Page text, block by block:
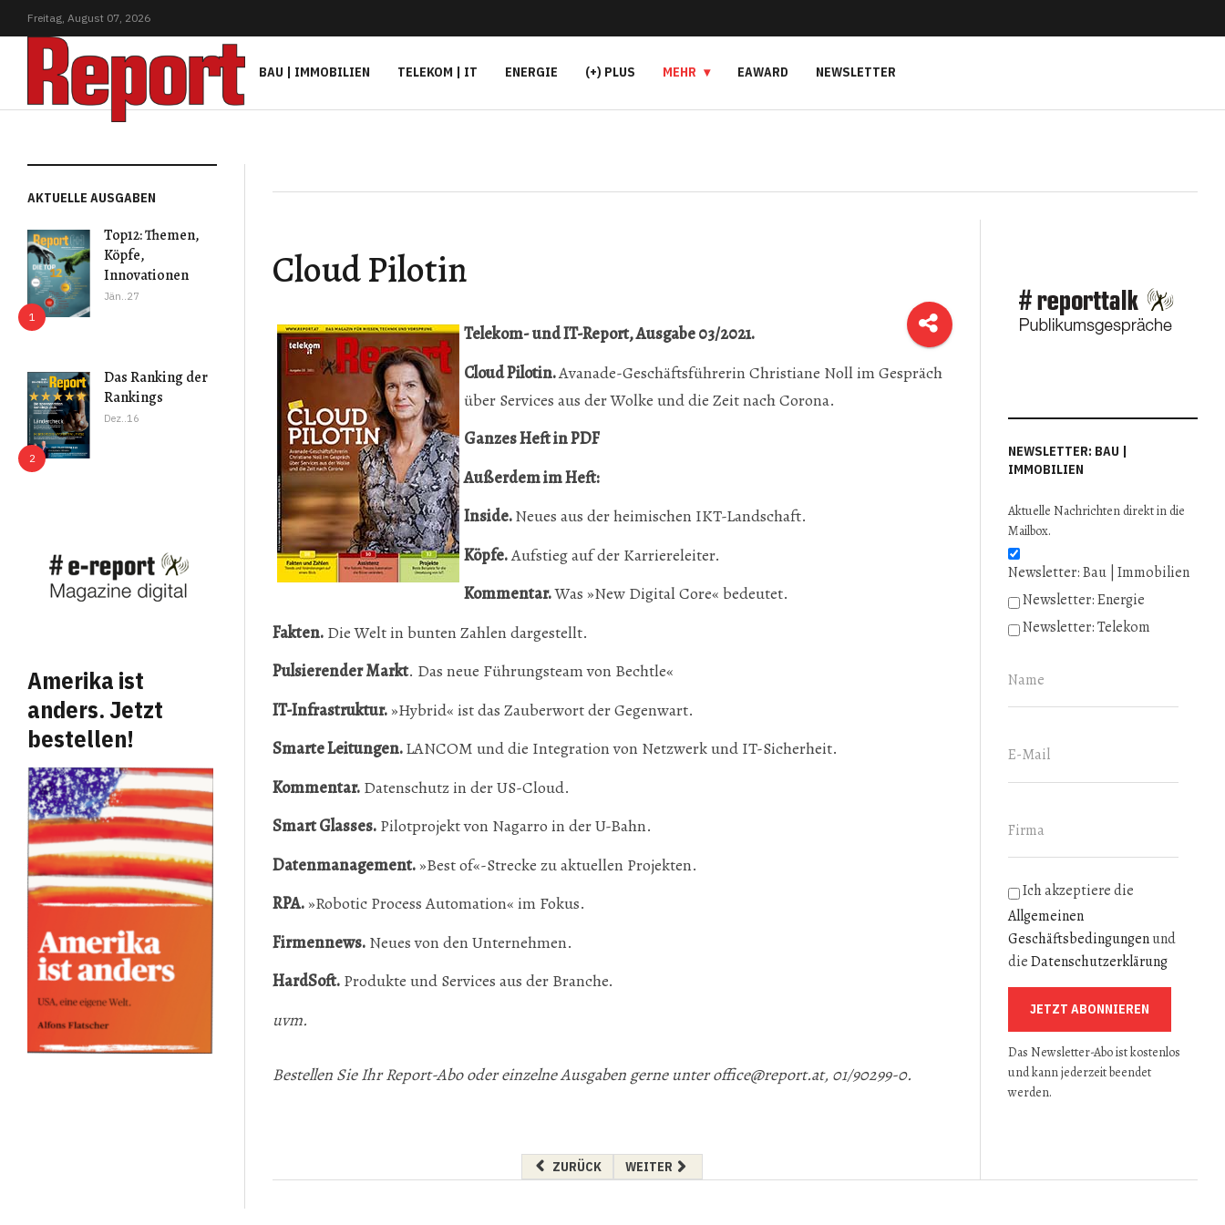
Freitag, August 07, 2026
BAU | IMMOBILIEN TELEKOM | IT ENERGIE (+) PLUS MEHR EAWARD NEWSLETTER
AKTUELLE AUSGABEN
Top12: Themen,
Köpfe,
Innovationen
Jän..27
Das Ranking der
Rankings
Dez..16
Amerika ist
anders. Jetzt
bestellen!
Cloud Pilotin
Telekom- und IT-Report, Ausgabe 03/2021.
Cloud Pilotin.Avanade-Geschäftsführerin Christiane Noll im Gespräch
über Services aus der Wolke und die Zeit nach Corona.
Ganzes Heft in PDF
Außerdem im Heft:
Inside.Neues aus der heimischen IKT-Landschaft.
Köpfe.Aufstieg auf der Karriereleiter.
Kommentar.Was »New Digital Core« bedeutet.
Fakten.Die Welt in bunten Zahlen ­dargestellt.
Pulsierender Markt. Das neue ­Führungsteam von Bechtle«
IT-Infrastruktur.»Hybrid« ist das Zauberwort der Gegenwart.
Smarte Leitungen.LANCOM und die Integration von Netzwerk und IT-Sicherheit.
Kommentar.Datenschutz in der US-Cloud.
Smart Glasses.Pilotprojekt von Nagarro in der U-Bahn.
Datenmanagement.»Best of«-Strecke zu aktuellen Projekten.
RPA.»Robotic Process Automation« im Fokus.
Firmennews.Neues von den Unternehmen.
HardSoft.Produkte und Services aus der Branche.
uvm.
Bestellen Sie Ihr Report-Abo oder einzelne Ausgaben gerne unteroffice@report.at, 01/90299-0.
VORHERIGER BEITRAG: ENERGIEGEMEINSCHAFTEN
ZURÜCK NÄCHSTER BEITRAG: BAU-GEZWITSCHER
WEITER
NEWSLETTER: BAU |
IMMOBILIEN
Aktuelle Nachrichten direkt in die
Mailbox.
Newsletter: Bau | Immobilien
Newsletter: Energie
Newsletter: Telekom
Ich akzeptiere die
Allgemeinen
Geschäftsbedingungenund
dieDatenschutzerklärung
JETZT ABONNIEREN
Das Newsletter-Abo ist kostenlos
und kann jederzeit beendet
werden.